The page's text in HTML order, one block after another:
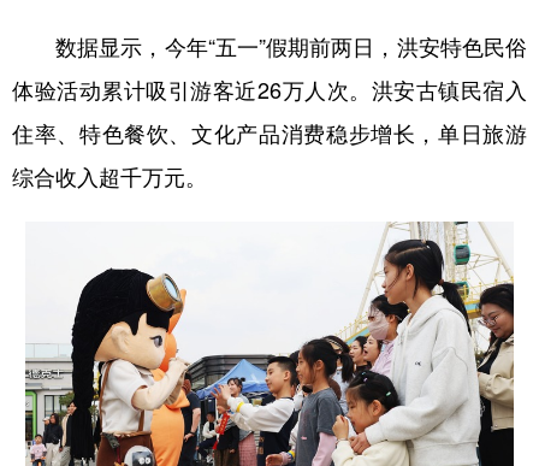
数据显示，今年“五一”假期前两日，洪安特色民俗
体验活动累计吸引游客近26万人次。洪安古镇民宿入
住率、特色餐饮、文化产品消费稳步增长，单日旅游
综合收入超千万元。